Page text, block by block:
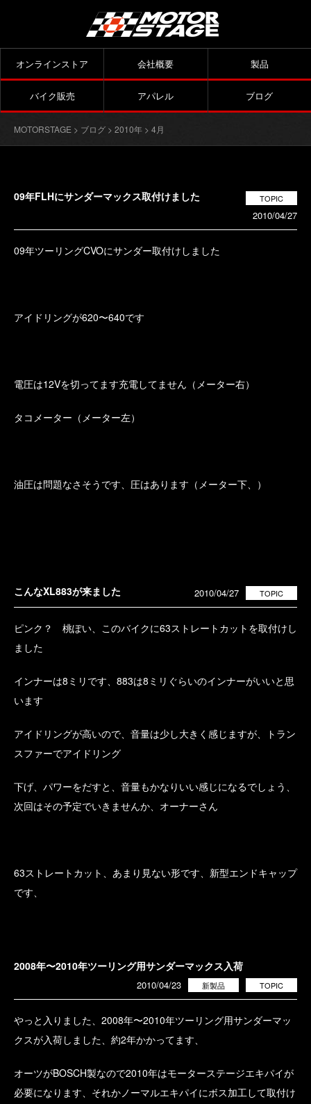
オンラインストア 会社概要 製品
バイク販売 アパレル ブログ
MOTORSTAGE > ブログ > 2010年 > 4月
09年FLHにサンダーマックス取付けました TOPIC
2010/04/27
09年ツーリングCVOにサンダー取付けしました
アイドリングが620〜640です
電圧は12Vを切ってます充電してません（メーター右）
タコメーター（メーター左）
油圧は問題なさそうです、圧はあります（メーター下、）
こんなXL883が来ました TOPIC
2010/04/27
ピンク？ 桃ぽい、このバイクに63ストレートカットを取付けし
ました
インナーは8ミリです、883は8ミリぐらいのインナーがいいと思
います
アイドリングが高いので、音量は少し大きく感じますが、トラン
スファーでアイドリング
下げ、パワーをだすと、音量もかなりいい感じになるでしょう、
次回はその予定でいきませんか、オーナーさん
63ストレートカット、あまり見ない形です、新型エンドキャップ
です、
2008年〜2010年ツーリング用サンダーマックス入荷
TOPIC
新製品
2010/04/23
やっと入りました、2008年〜2010年ツーリング用サンダーマッ
クスが入荷しました、約2年かかってます、
オーツがBOSCH製なので2010年はモーターステージエキパイが
必要になります、それかノーマルエキパイにボス加工して取付け